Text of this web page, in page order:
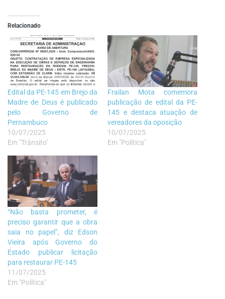
Relacionado
Edital da PE-145 em Brejo da
Madre de Deus é publicado
pelo Governo de
Pernambuco
10/07/2025
Em "Trânsito"
Frailan Mota comemora
publicação de edital da PE-
145 e destaca atuação de
vereadores da oposição
10/07/2025
Em "Política"
“Não basta prometer, é
preciso garantir que a obra
saia no papel”, diz Edson
Vieira após Governo do
Estado publicar licitação
para restaurar PE-145
11/07/2025
Em "Política"